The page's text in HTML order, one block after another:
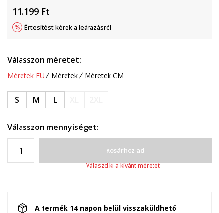
11.199 Ft
Értesítést kérek a leárazásról
Válasszon méretet:
Méretek EU Méretek Méretek CM
S M L
Válasszon mennyiséget:
Kosárhoz ad
Válaszd ki a kívánt méretet
A termék 14 napon belül visszaküldhető